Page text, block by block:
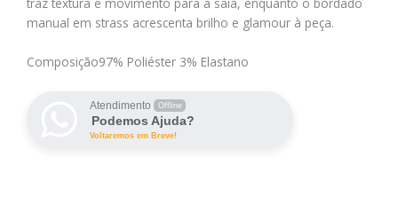
manual em strass acrescenta brilho e glamour à peça.
Composição97% Poliéster 3% Elastano
Atendimento Offline
Podemos Ajuda?
Voltaremos em Breve!